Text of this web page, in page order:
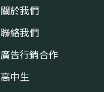
關於我們
聯絡我們
廣告行銷合作
高中生